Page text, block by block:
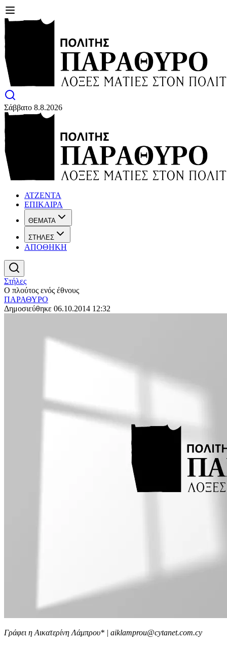
Σάββατο 8.8.2026
ΑΤΖΕΝΤΑ
ΕΠΙΚΑΙΡΑ
ΘΕΜΑΤΑ
ΣΤΗΛΕΣ
ΑΠΟΘΗΚΗ
Στήλες
Ο πλούτος ενός έθνους
ΠΑΡΑΘΥΡΟ
Δημοσιεύθηκε 06.10.2014 12:32
Γράφει η Αικατερίνη Λάμπρου* | aiklamprou@cytanet.com.cy